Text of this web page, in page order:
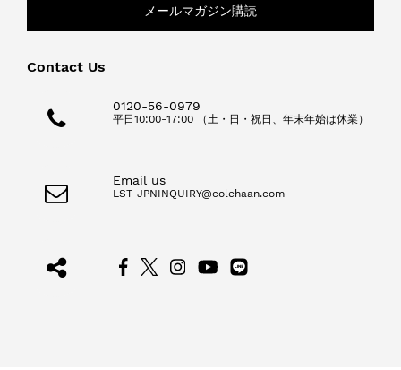
メールマガジン購読
Contact Us
0120-56-0979
平日10:00-17:00 （土・日・祝日、年末年始は休業）
Email us
LST-JPNINQUIRY@colehaan.com